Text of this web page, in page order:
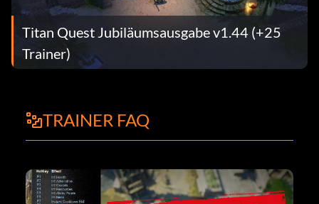
Titan Quest Jubiläumsausgabe v1.44 (+25
Trainer)
TRAINER FAQ